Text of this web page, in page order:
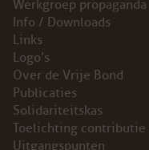
Werkgroep propaganda
Info / Downloads
Links
Logo’s
Over de Vrije Bond
Publicaties
Solidariteitskas
Toelichting contributie
Uitgangspunten